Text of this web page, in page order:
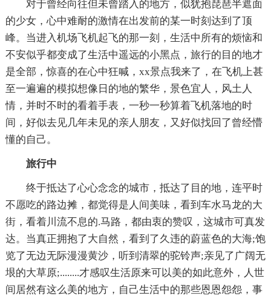
对于曾经向往但未曾踏入的地方，似犹抱琵琶半遮面
的少女，心中难耐的激情在出发前的某一时刻达到了顶
峰。当进入机场飞机起飞的那一刻，生活中所有的烦恼和
不安似乎都变成了生活中遥远的小黑点，旅行的目的地才
是全部，惊喜的在心中狂喊，xx景点我来了，在飞机上甚
至一遍遍的模拟想像日的地的繁华，景色宜人，风土人
情，并时不时的看着手表，一秒一秒算着飞机落地的时
间，好似去见几年未见的亲人朋友，又好似找回了曾经懵
懂的自己。
旅行中
终于抵达了心心念念的城市，抵达了目的地，连平时
不愿吃的路边摊，都觉得是人间美味，看到车水马龙的大
街，看着川流不息的.马路，都由衷的赞叹，这城市可真发
达。当真正拥抱了大自然，看到了久违的蔚蓝色的大海;饱
览了无边无际漫漫黄沙，听到清翠的驼铃声;亲见了广阔无
垠的大草原;........才感叹生活原来可以美的如此意外，人世
间居然有这么美的地方，自己生活中的那些恩恩怨怨，事